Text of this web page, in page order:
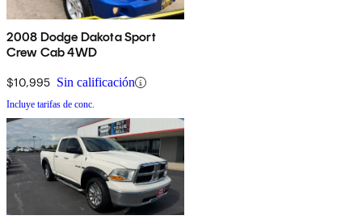
2008 Dodge Dakota Sport
Crew Cab 4WD
$10,995 Sin calificación
Incluye tarifas de conc.